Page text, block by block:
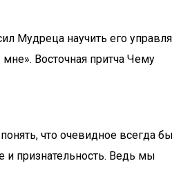
научить его
Восточная притча Чему
что очевидное всегда
и признательность. Ведь мы